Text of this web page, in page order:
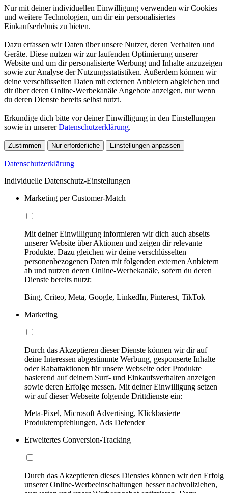
Nur mit deiner individuellen Einwilligung verwenden wir Cookies
und weitere Technologien, um dir ein personalisiertes
Einkaufserlebnis zu bieten.
Dazu erfassen wir Daten über unsere Nutzer, deren Verhalten und
Geräte. Diese nutzen wir zur laufenden Optimierung unserer
Website und um dir personalisierte Werbung und Inhalte anzuzeigen
sowie zur Analyse der Nutzungsstatistiken. Außerdem können wir
deine verschlüsselten Daten mit externen Anbietern abgleichen und
dir über deren Online-Werbekanäle Angebote anzeigen, nur wenn
du deren Dienste bereits selbst nutzt.
Erkundige dich bitte vor deiner Einwilligung in den Einstellungen
sowie in unsererDatenschutzerklärung.
Zustimmen Nur erforderliche Einstellungen anpassen
Datenschutzerklärung
Individuelle Datenschutz-Einstellungen
Marketing per Customer-Match
Mit deiner Einwilligung informieren wir dich auch abseits
unserer Website über Aktionen und zeigen dir relevante
Produkte. Dazu gleichen wir deine verschlüsselten
personenbezogenen Daten mit folgenden externen Anbietern
ab und nutzen deren Online-Werbekanäle, sofern du deren
Dienste bereits nutzt:
Bing, Criteo, Meta, Google, LinkedIn, Pinterest, TikTok
Marketing
Durch das Akzeptieren dieser Dienste können wir dir auf
deine Interessen abgestimmte Werbung, gesponserte Inhalte
oder Rabattaktionen für unsere Webseite oder Produkte
basierend auf deinem Surf- und Einkaufsverhalten anzeigen
sowie deren Erfolge messen. Mit deiner Einwilligung setzen
wir auf dieser Webseite folgende Drittdienste ein:
Meta-Pixel, Microsoft Advertising, Klickbasierte
Produktempfehlungen, Ads Defender
Erweitertes Conversion-Tracking
Durch das Akzeptieren dieses Dienstes können wir den Erfolg
unserer Online-Werbeeinschaltungen besser nachvollziehen,